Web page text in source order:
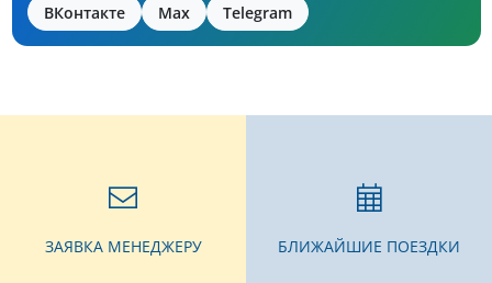
ВКонтакте Max Telegram
ЗАЯВКА МЕНЕДЖЕРУ БЛИЖАЙШИЕ ПОЕЗДКИ